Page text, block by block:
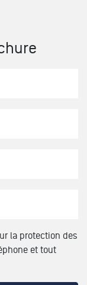
la protection des
et tout